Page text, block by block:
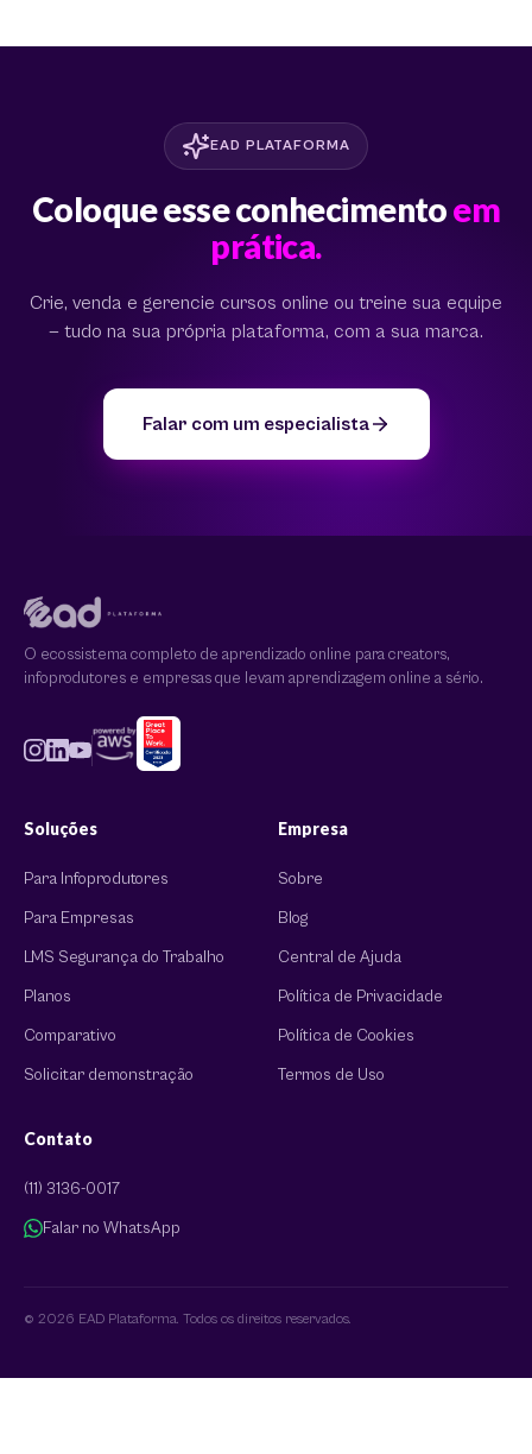
EAD PLATAFORMA
Coloque esse conhecimentoem
prática.
Crie, venda e gerencie cursos online ou treine sua equipe
— tudo na sua própria plataforma, com a sua marca.
Falar com um especialista
O ecossistema completo de aprendizado online para creators,
infoprodutores e empresas que levam aprendizagem online a sério.
Soluções
Para Infoprodutores
Para Empresas
LMS Segurança do Trabalho
Planos
Comparativo
Solicitar demonstração
Empresa
Sobre
Blog
Central de Ajuda
Política de Privacidade
Política de Cookies
Termos de Uso
Contato
(11) 3136-0017
Falar no WhatsApp
© 2026 EAD Plataforma. Todos os direitos reservados.